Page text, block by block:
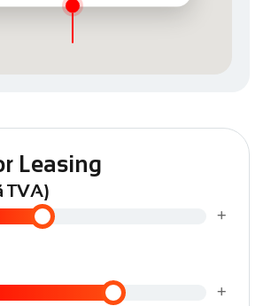
Leasing
TVA)
+
+